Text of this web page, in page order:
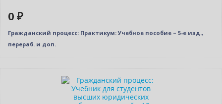
0 ₽
Гражданский процесс: Практикум: Учебное пособие – 5-е изд.,
перераб. и доп.